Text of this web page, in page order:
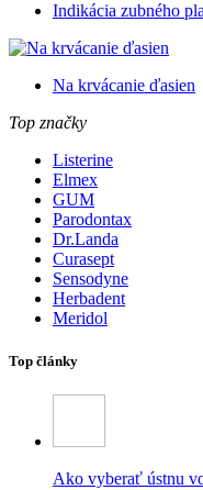
Indikácia zubného
Na krvácanie ďasien
Top značky
Listerine
Elmex
GUM
Parodontax
Dr.Landa
Curasept
Sensodyne
Herbadent
Meridol
Top články
Ako vyberať ústnu